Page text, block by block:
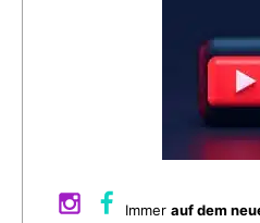
Immer auf dem